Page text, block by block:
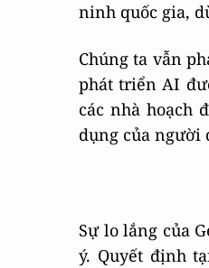
ninh quốc gia,
Chúng ta vẫn
phát triển AI
các nhà hoạch
dụng của người
Sự lo lắng của
ý. Quyết định